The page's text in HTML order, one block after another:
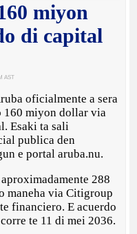
miyon
di capital
AST
oficialmente a sera
160 miyon dollar via
Esaki ta sali
publica den
e portal aruba.nu.
288
maneha via Citigroup
financiero. E acuerdo
te 11 di mei 2036.